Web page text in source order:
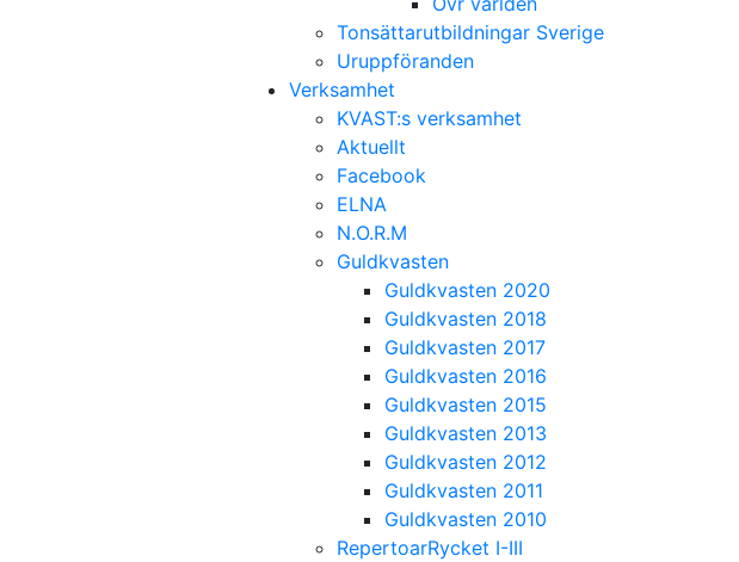
Tonsättarutbildningar Sverige
Uruppföranden
Verksamhet
KVAST:s verksamhet
Aktuellt
Facebook
ELNA
N.O.R.M
Guldkvasten
Guldkvasten 2020
Guldkvasten 2018
Guldkvasten 2017
Guldkvasten 2016
Guldkvasten 2015
Guldkvasten 2013
Guldkvasten 2012
Guldkvasten 2011
Guldkvasten 2010
RepertoarRycket I-III